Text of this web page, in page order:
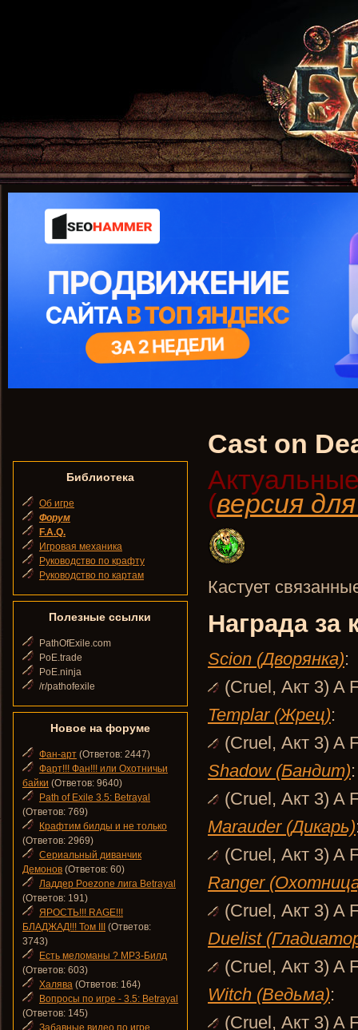
Cast on
(версия
Кастует
Награда за
Scion (Дворянка):
(Cruel, Акт 3) A
Templar (Жрец):
(Cruel, Акт 3) A
Shadow (Бандит):
(Cruel, Акт 3) A
Marauder (Дикарь)
(Cruel, Акт 3) A
Ranger
(Cruel, Акт 3) A
Duelist
(Cruel, Акт 3) A
Witch (Ведьма):
(Cruel, Акт 3) A
Библиотека
Об игре
Форум
F.A.Q.
Игровая механика
Руководство по крафту
Руководство по картам
Полезные ссылки
PathOfExile.com
PoE.trade
PoE.ninja
/r/pathofexile
Новое на форуме
Фан-арт (Ответов: 2447)
Фарт!!! Фан!!! или Охотничьи
байки (Ответов: 9640)
Path of Exile 3.5: Betrayal
(Ответов: 769)
Крафтим билды и не только
(Ответов: 2969)
Сериальный диванчик
Демонов (Ответов: 60)
Ладдер Poezone лига Betrayal
(Ответов: 191)
ЯРОСТЬ!!! RAGE!!!
БЛАДЖАД!!! Том III
(Ответов:
3743)
Есть меломаны ? MP3-Билд
(Ответов: 603)
Халява (Ответов: 164)
Вопросы по игре - 3.5: Betrayal
(Ответов: 145)
Забавные видео по игре